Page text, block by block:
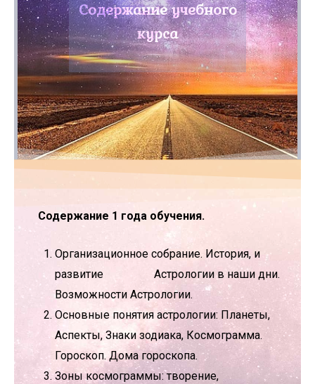
Содержание учебного
курса
Содержание 1 года обучения.
Организационное собрание. История, и
развитие Астрологии в наши дни.
Возможности Астрологии.
Основные понятия астрологии: Планеты,
Аспекты, Знаки зодиака, Космограмма.
Гороскоп. Дома гороскопа.
Зоны космограммы: творение,